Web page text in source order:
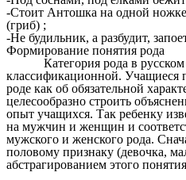
-Стоит Антошка на одной
(гриб) ;
-Не будильник, а разбудит,
Формирование понятия рода
Категория рода в
классификационной. Учащиеся
роде как об обязательной
целесообразно строить
опыт учащихся. Так ребенку
на мужчин и женщин и
мужского и женского рода.
половому признаку (девочка,
абстрагированием этого